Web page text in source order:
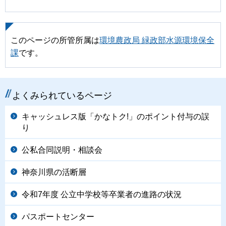
このページの所管所属は環境農政局 緑政部水源環境保全
課です。
よくみられているページ
キャッシュレス版「かなトク!」のポイント付与の誤
り
公私合同説明・相談会
神奈川県の活断層
令和7年度 公立中学校等卒業者の進路の状況
パスポートセンター